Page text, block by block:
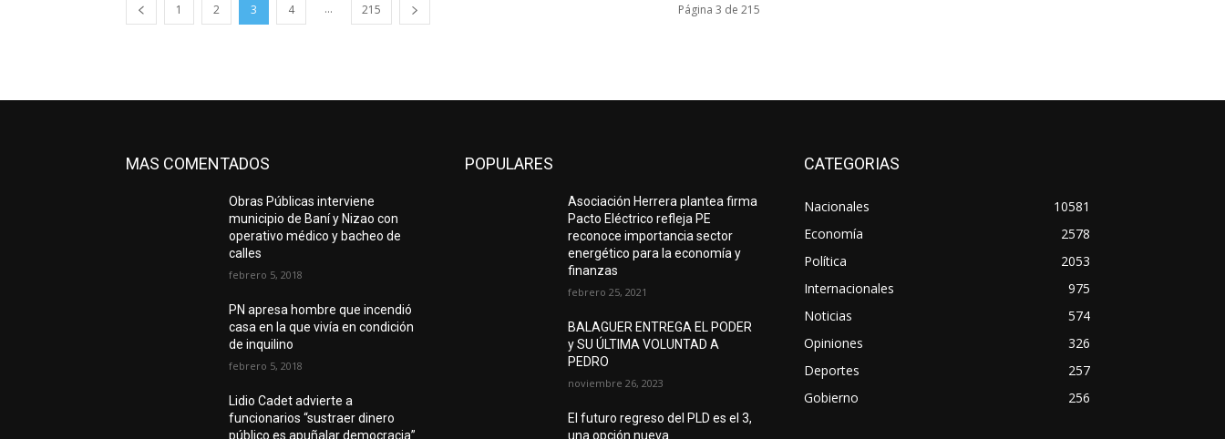
1 2 3 4 ... 215 Página 3 de 215
MAS COMENTADOS
Obras Públicas interviene
municipio de Baní y Nizao con
operativo médico y bacheo de
calles
febrero 5, 2018
PN apresa hombre que incendió
casa en la que vivía en condición
de inquilino
febrero 5, 2018
Lidio Cadet advierte a
funcionarios “sustraer dinero
público es apuñalar democracia”
POPULARES
Asociación Herrera plantea firma
Pacto Eléctrico refleja PE
reconoce importancia sector
energético para la economía y
finanzas
febrero 25, 2021
BALAGUER ENTREGA EL PODER
y SU ÚLTIMA VOLUNTAD A
PEDRO
noviembre 26, 2023
El futuro regreso del PLD es el 3,
una opción nueva
CATEGORIAS
Nacionales
10581
Economía
2578
Política
2053
Internacionales
975
Noticias
574
Opiniones
326
Deportes
257
Gobierno
256